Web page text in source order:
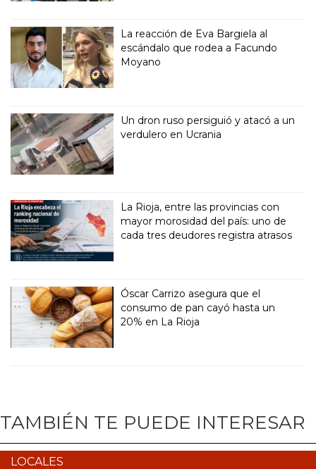
La reacción de Eva Bargiela al
escándalo que rodea a Facundo
Moyano
Un dron ruso persiguió y atacó a un
verdulero en Ucrania
La Rioja, entre las provincias con
mayor morosidad del país: uno de
cada tres deudores registra atrasos
Óscar Carrizo asegura que el
consumo de pan cayó hasta un
20% en La Rioja
TAMBIÉN TE PUEDE INTERESAR
LOCALES